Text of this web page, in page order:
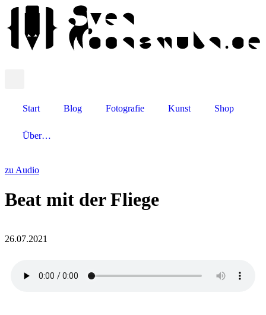
Start Blog Fotografie Kunst Shop
Über…
zu Audio
Beat mit der Fliege
26.07.2021